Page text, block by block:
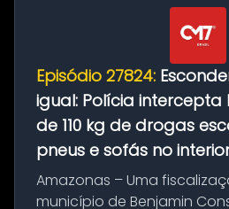
Episódio 27824:
igual: Polícia
de 110 kg de drogas
pneus e sofás no
Amazonas – Uma
município de Benjamin